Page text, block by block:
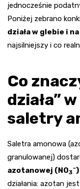
jednocześnie
Poniżej zebrano
działa w glebie i
najsilniejszy i co
Co
działa”
saletry
Saletra amonowa
granulowanej)
azotanowej (NO3
–)
działania: azotan